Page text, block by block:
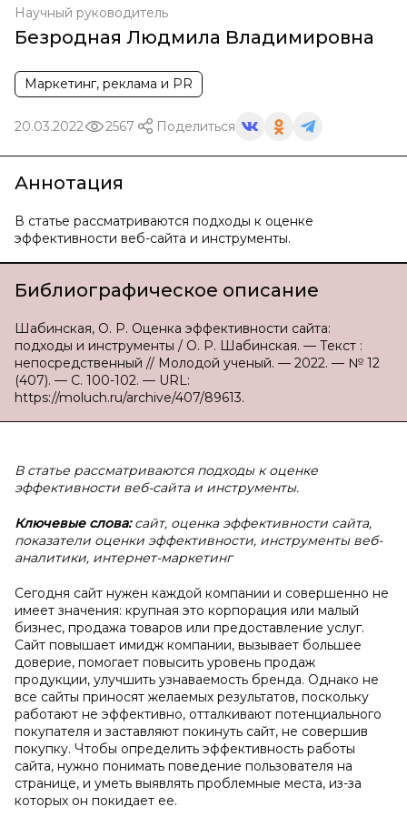
Научный руководитель
Безродная Людмила Владимировна
Маркетинг, реклама и PR
20.03.2022 2567 Поделиться
Аннотация
В статье рассматриваются подходы к оценке
эффективности веб-сайта и инструменты.
Библиографическое описание
Шабинская, О. Р. Оценка эффективности сайта:
подходы и инструменты / О. Р. Шабинская. — Текст :
непосредственный // Молодой ученый. — 2022. — № 12
(407). — С. 100-102. — URL:
https://moluch.ru/archive/407/89613.
В статье рассматриваются подходы к оценке
эффективности веб-сайта и инструменты.
Ключевые слова:сайт, оценка эффективности сайта,
показатели оценки эффективности, инструменты веб-
аналитики, интернет-маркетинг
Сегодня сайт нужен каждой компании и совершенно не
имеет значения: крупная это корпорация или малый
бизнес, продажа товаров или предоставление услуг.
Сайт повышает имидж компании, вызывает большее
доверие, помогает повысить уровень продаж
продукции, улучшить узнаваемость бренда. Однако не
все сайты приносят желаемых результатов, поскольку
работают не эффективно, отталкивают потенциального
покупателя и заставляют покинуть сайт, не совершив
покупку. Чтобы определить эффективность работы
сайта, нужно понимать поведение пользователя на
странице, и уметь выявлять проблемные места, из-за
которых он покидает ее.